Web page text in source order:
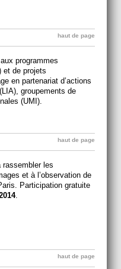
haut de page
programmes
et de projets
en partenariat d’actions
groupements de
(UMI).
haut de page
rassembler les
et à l’observation de
Participation gratuite
.
haut de page